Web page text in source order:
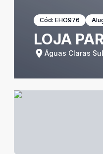
Cód: EHO976
LOJA
Águas Claras